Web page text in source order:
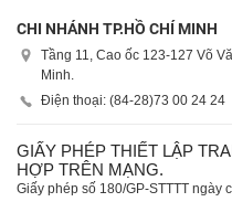
CHI NHÁNH TP.HỒ CHÍ MINH
Tầng 11, Cao ốc 123-127 Võ
Minh.
Điện thoại: (84-28)73 00 24 24
GIẤY PHÉP THIẾT LẬP
HỢP TRÊN MẠNG.
Giấy phép số 180/GP-STTTT ngày